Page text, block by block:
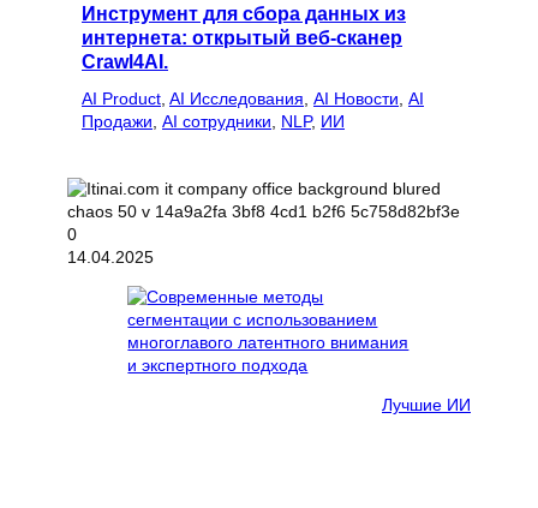
Инструмент для сбора данных из
интернета: открытый веб-сканер
Crawl4AI.
AI Product AI Исследования AI Новости AI
Продажи AI сотрудники NLP, ИИ
14.04.2025
Лучшие ИИ